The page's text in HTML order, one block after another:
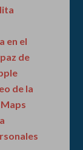
en el
de
de la